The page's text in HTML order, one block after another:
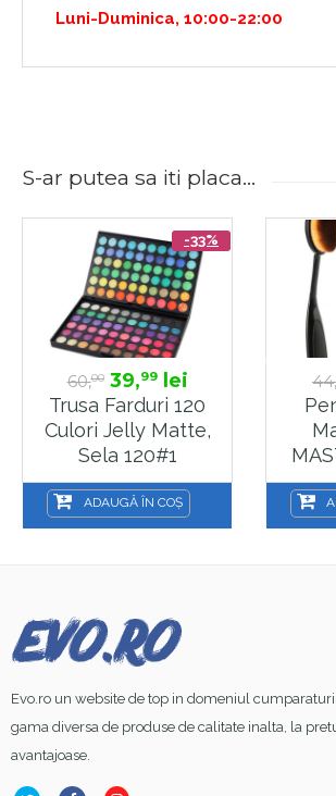
Luni-Duminica, 10:00-22:00
S-ar putea sa iti placa...
-33%
60,00 39,99lei
Trusa Farduri 120
Culori Jelly Matte,
Sela 120#1
ADAUGĂ ÎN COȘ
44,
Evo.ro un website de top in domeniul
gama diversa de produse de calitate inalta, la
avantajoase.